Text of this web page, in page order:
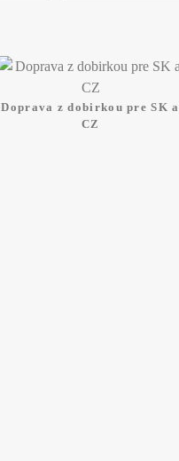
Doprava z dobirkou pre SK a
CZ